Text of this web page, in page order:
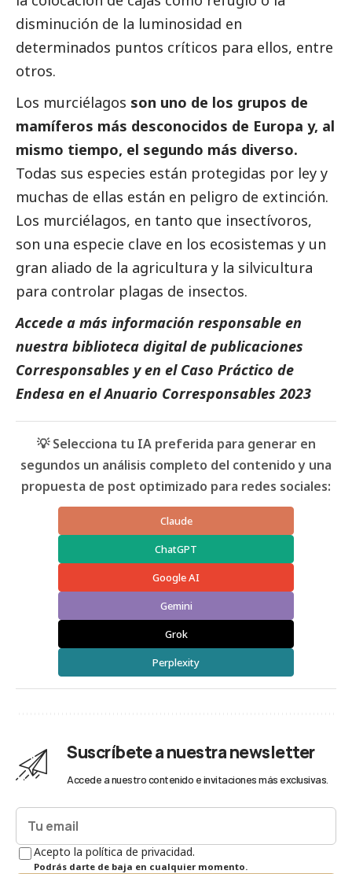
disminución de la luminosidad en
determinados puntos críticos para ellos, entre
otros.
Los murciélagos son uno de los grupos de
mamíferos más desconocidos de Europa y, al
mismo tiempo, el segundo más diverso.
Todas sus especies están protegidas por ley y
muchas de ellas están en peligro de extinción.
Los murciélagos, en tanto que insectívoros,
son una especie clave en los ecosistemas y un
gran aliado de la agricultura y la silvicultura
para controlar plagas de insectos.
Accede a más información responsable en
nuestra biblioteca digital de publicaciones
Corresponsables y en el Caso Práctico de
Endesa en elAnuario Corresponsables 2023
💡 Selecciona tu IA preferida para generar en
segundos un análisis completo del contenido y una
propuesta de post optimizado para redes sociales:
Claude
ChatGPT
Google AI
Gemini
Grok
Perplexity
Suscríbete a nuestra newsletter
Accede a nuestro contenido e invitaciones más exclusivas.
Acepto la política de privacidad.
Podrás darte de baja en cualquier momento.